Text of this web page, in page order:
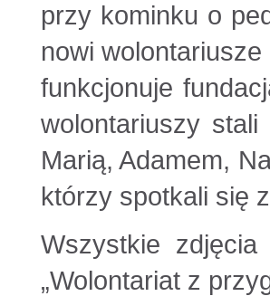
przy kominku o
nowi
funkcjonuje
wolontariuszy
Marią, Adamem,
którzy spotkali się
Wszystkie
„Wolontariat z